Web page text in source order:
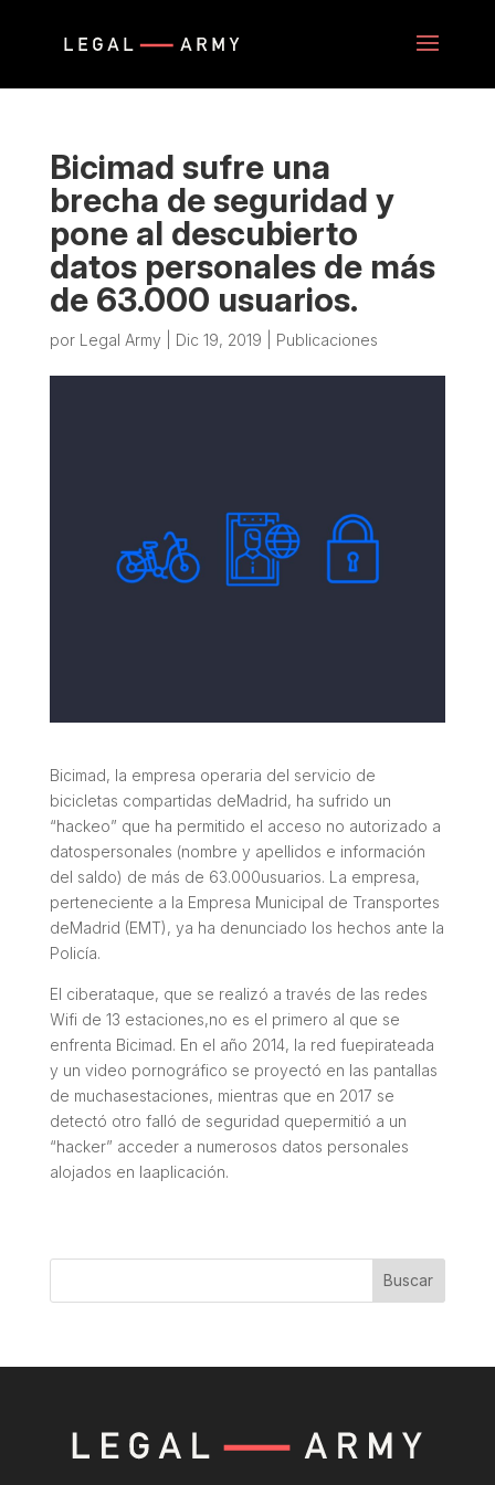
Bicimad sufre una
brecha de seguridad y
pone al descubierto
datos personales de más
de 63.000 usuarios.
por Legal Army Dic 19, 2019 Publicaciones
Bicimad, la empresa operaria del servicio de
bicicletas compartidas deMadrid, ha sufrido un
“hackeo” que ha permitido el acceso no autorizado a
datospersonales (nombre y apellidos e información
del saldo) de más de 63.000usuarios. La empresa,
perteneciente a la Empresa Municipal de Transportes
deMadrid (EMT), ya ha denunciado los hechos ante la
Policía.
El ciberataque, que se realizó a través de las redes
Wifi de 13 estaciones,no es el primero al que se
enfrenta Bicimad. En el año 2014, la red fuepirateada
y un video pornográfico se proyectó en las pantallas
de muchasestaciones, mientras que en 2017 se
detectó otro falló de seguridad quepermitió a un
“hacker” acceder a numerosos datos personales
alojados en laaplicación.
Buscar